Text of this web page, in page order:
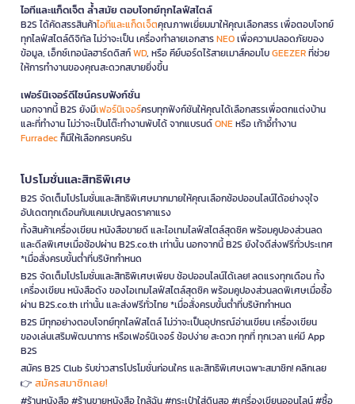
ไอทีและแก็ดเจ็ต ล้ำสมัย ตอบโจทย์ทุกไลฟ์สไตล์
B2S ได้คัดสรรสินค้าไอทีและแก็ดเจ็ตคุณภาพเยี่ยมมาให้คุณเลือกสรร เพื่อตอบโจทย์
ทุกไลฟ์สไตล์ดิจิทัล ไม่ว่าจะเป็น เครื่องทำลายเอกสารNEOเพื่อความปลอดภัยของ
ข้อมูล, เอ็กซ์เทอนัลฮาร์ดดิสก์WD, หรือ คีย์บอร์ดไร้สายเมาส์คอมโบGEEZERที่ช่วย
ให้การทำงานของคุณสะดวกสบายยิ่งขึ้น
เฟอร์นิเจอร์ดีไซน์ครบฟังก์ชั่น
นอกจากนี้ B2S ยังมีเฟอร์นิเจอร์ครบทุกฟังก์ชันให้คุณได้เลือกสรรเพื่อตกแต่งบ้าน
และที่ทำงาน ไม่ว่าจะเป็นโต๊ะทำงานพับได้ จากแบรนด์ONEหรือ เก้าอี้ทำงาน
Furradecก็มีให้เลือกครบครัน
โปรโมชั่นและสิทธิพิเศษ
B2S จัดเต็มโปรโมชั่นและสิทธิพิเศษมากมายให้คุณเลือกช้อปออนไลน์ได้อย่างจุใจ
อัปเดตทุกเดือนกับแคมเปญลดราคาแรง
ทั้งสินค้าเครื่องเขียน หนังสือขายดี และไอเทมไลฟ์สไตล์สุดชิค พร้อมคูปองส่วนลด
และดีลพิเศษเมื่อช้อปผ่าน B2S.co.th เท่านั้น นอกจากนี้ B2S ยังใจดีส่งฟรีทั่วประเทศ
*เมื่อสั่งครบขั้นต่ำที่บริษัทกำหนด
B2S จัดเต็มโปรโมชั่นและสิทธิพิเศษเพียบ ช้อปออนไลน์ได้เลย! ลดแรงทุกเดือน ทั้ง
เครื่องเขียน หนังสือดัง ของไอเทมไลฟ์สไตล์สุดชิค พร้อมคูปองส่วนลดพิเศษเมื่อซื้อ
ผ่าน B2S.co.th เท่านั้น และส่งฟรีทั่วไทย *เมื่อสั่งครบขั้นต่ำที่บริษัทกำหนด
B2S มีทุกอย่างตอบโจทย์ทุกไลฟ์สไตล์ ไม่ว่าจะเป็นอุปกรณ์อ่านเขียน เครื่องเขียน
ของเล่นเสริมพัฒนาการ หรือเฟอร์นิเจอร์ ช้อปง่าย สะดวก ทุกที่ ทุกเวลา แค่มี App
B2S
สมัคร B2S Club รับข่าวสารโปรโมชั่นก่อนใคร และสิทธิพิเศษเฉพาะสมาชิก! คลิกเลย
👉 สมัครสมาชิกเลย!
#ร้านหนังสือ #ร้านขายหนังสือ ใกล้ฉัน #กระเป๋าใส่ดินสอ #เครื่องเขียนออนไลน์ #ซื้อ